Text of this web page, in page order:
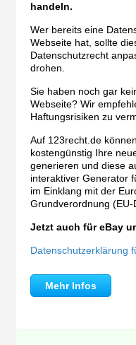
handeln.
Wer bereits eine
Webseite hat, sollte
Datenschutzrecht
drohen.
Sie haben noch gar
Webseite? Wir
Haftungsrisiken zu
Auf 123recht.de
kostengünstig Ihre
generieren und diese
interaktiver Generator
im Einklang mit der
Grundverordnung (EU-
Jetzt auch für eBay
Datenschutzerklärung
Mehr Infos